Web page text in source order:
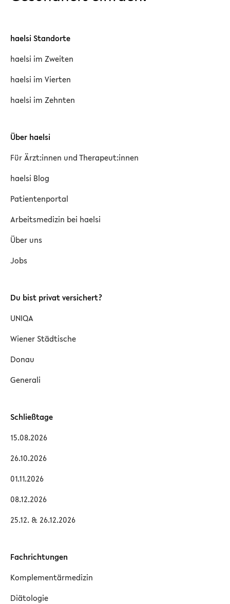
haelsi Standorte
haelsi im Zweiten
haelsi im Vierten
haelsi im Zehnten
Über haelsi
Für Ärzt:innen und Therapeut:innen
haelsi Blog
Patientenportal
Arbeitsmedizin bei haelsi
Über uns
Jobs
Du bist privat versichert?
UNIQA
Wiener Städtische
Donau
Generali
Schließtage
15.08.2026
26.10.2026
01.11.2026
08.12.2026
25.12. & 26.12.2026
Fachrichtungen
Komplementärmedizin
Diätologie